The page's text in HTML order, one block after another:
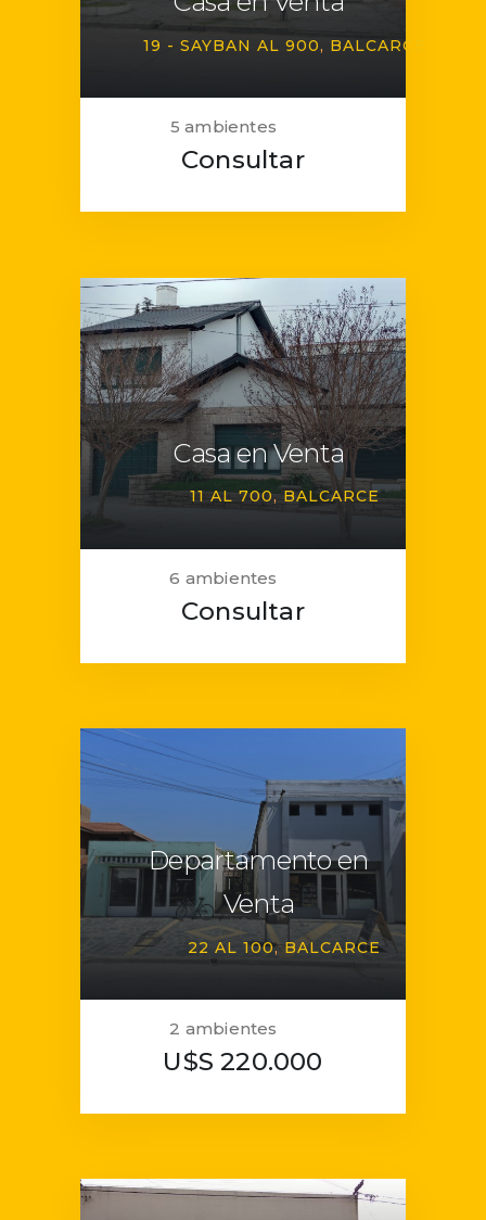
19 - SAYBAN AL 900 BALCARCE
5 ambientes
Consultar
Casa en Venta
11 AL 700 BALCARCE
6 ambientes
Consultar
Departamento en
Venta
22 AL 100 BALCARCE
2 ambientes
U$S 220.000